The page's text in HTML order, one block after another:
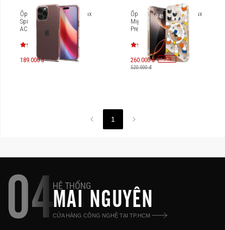
Ốp lưng iPhone 16 Pro Max
Spigen Crystal Flex
ACS08026/ACS08027
189.000 đ
Ốp lưng iPhone 16 Pro Max
Mipow Collab Miffy
Premium Magsafe Sport
MGM16D-MS
260.000 đ -50%
520.000 đ
1
04HỆ THỐNG
MAI NGUYÊN
CỬA HÀNG CÔNG NGHỆ TẠI TP.HCM